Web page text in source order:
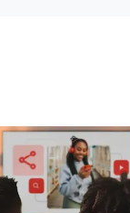
o
d
u
l